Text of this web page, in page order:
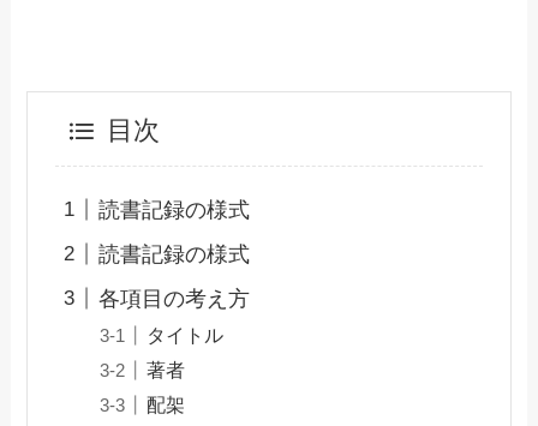
目次
読書記録の様式
読書記録の様式
各項目の考え方
タイトル
著者
配架